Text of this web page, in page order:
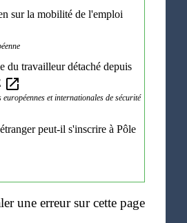
sur la mobilité de l'emploi
du travailleur détaché depuis
open_in_new
européennes et internationales de sécurité
peut-il s'inscrire à Pôle
une erreur sur cette page